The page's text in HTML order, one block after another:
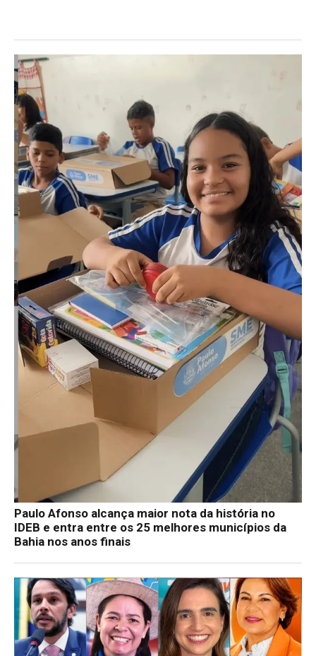
Paulo Afonso alcança maior nota da história no
IDEB e entra entre os 25 melhores municípios da
Bahia nos anos finais